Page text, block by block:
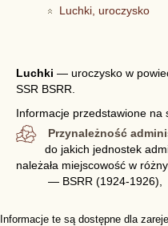
Luchki, uroczysko
Luchki — uroczysko w
SSR BSRR.
Informacje przedstawione na
Przynależność
do jakich jednostek
należała miejscowość w
— BSRR (1924-1926),
Informacje te są dostępne dla